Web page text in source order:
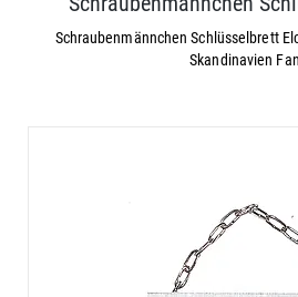
Schraubenmännchen Schlüsselbrett
Skandinavien